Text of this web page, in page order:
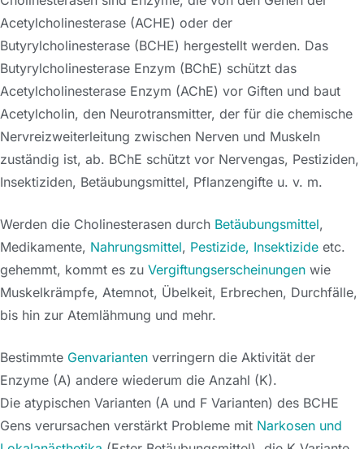
Acetylcholinesterase (ACHE) oder der
Butyrylcholinesterase (BCHE) hergestellt werden. Das
Butyrylcholinesterase Enzym (BChE) schützt das
Acetylcholinesterase Enzym (AChE) vor Giften und baut
Acetylcholin, den Neurotransmitter, der für die chemische
Nervreizweiterleitung zwischen Nerven und Muskeln
zuständig ist, ab. BChE schützt vor Nervengas, Pestiziden,
Insektiziden, Betäubungsmittel, Pflanzengifte u. v. m.
Werden die Cholinesterasen durch Betäubungsmittel,
Medikamente, Nahrungsmittel, Pestizide, Insektizide etc.
gehemmt, kommt es zu Vergiftungserscheinungen wie
Muskelkrämpfe, Atemnot, Übelkeit, Erbrechen, Durchfälle,
bis hin zur Atemlähmung und mehr.
Bestimmte Genvarianten verringern die Aktivität der
Enzyme (A) andere wiederum die Anzahl (K).
Die atypischen Varianten (A und F Varianten) des BCHE
Gens verursachen verstärkt Probleme mit Narkosen und